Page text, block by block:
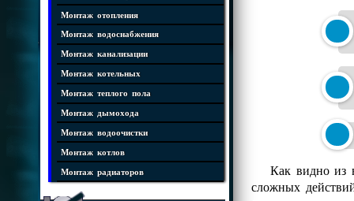
Монтаж отопления
Монтаж водоснабжения
Монтаж канализации
Монтаж котельных
Монтаж теплого пола
Монтаж дымохода
Монтаж водоочистки
Монтаж котлов
Монтаж радиаторов
Как видно из
сложных